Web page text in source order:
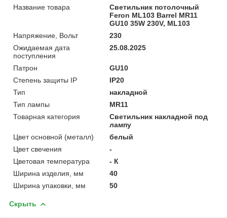
Название товара
Светильник потолочный
Feron ML103 Barrel MR11
GU10 35W 230V, ML103
Напряжение, Вольт
230
Ожидаемая дата
поступления
25.08.2025
Патрон
GU10
Степень защиты IP
IP20
Тип
накладной
Тип лампы
MR11
Товарная категория
Светильник накладной под
лампу
Цвет основной (металл)
белый
Цвет свечения
-
Цветовая температура
- К
Ширина изделия, мм
40
Ширина упаковки, мм
50
Скрыть